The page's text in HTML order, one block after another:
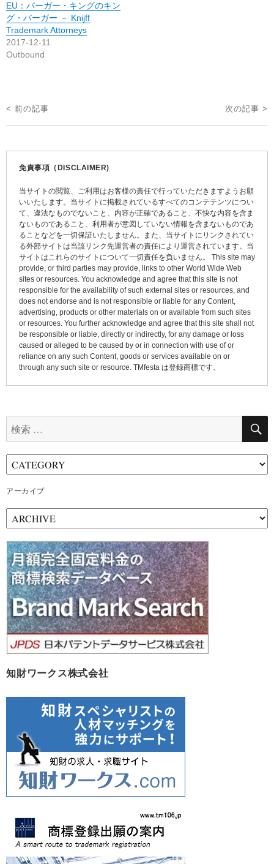
EU：バーガー・キングのキン
グ・バーガー － Knijff
Trademark Attorneys
2017-12-11
Outbound
投
稿
< 前の記事 次の記事 >
免責事項（DISCLAIMER)
当サイトの閲覧、ご利用はお客様の責任で行っていただきますようお願
いいたします。当サイトに掲載されているすべてのコンテテンツについ
て、違法なものでないこと、内容が正確であること、不快な内容を含ま
ないものであること、利用者が意図していない情報を含まないものであ
ることなどを一切保証いたしません。また、当サイトにリンクされてい
る外部サイトは当該リンク先運営者の責任により運営されています。当
サイトはこれらのサイトについて一切責任を負いません。 This site may
provide, or third parties may provide, links to other World Wide Web
sites or resources. You acknowledge and agree that this site is not
responsible for the availability of such external sites or resources, and
does not endorse and is not responsible or liable for any Content,
advertising, products or other materials on or available from such sites
or resources. You further acknowledge and agree that this site shall not
be responsible or liable, directly or indirectly, for any damage or loss
caused or alleged to be caused by or in connection with use of or
reliance on any such Content, goods or services available on or
through any such site or resource. TMfesta は登録商標です。
索:
アーカイブ
ー
カ
イ
ブ
知財ワークス株式会社